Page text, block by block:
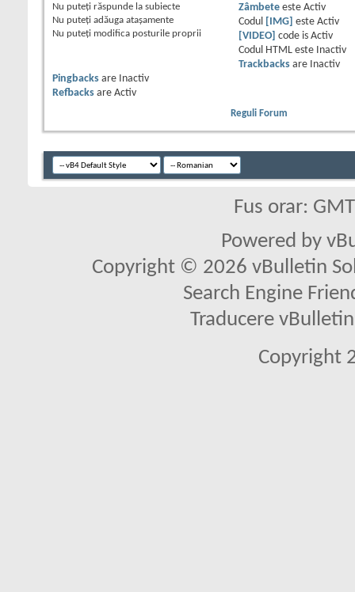
Nu puteţi răspunde la subiecte
Nu puteţi adăuga ataşamente
Nu puteţi modifica posturile proprii
Zâmbeteeste Activ
Codul
[IMG] este Activ
[VIDEO]
code is Activ
Codul HTML este
Inactiv
Trackbacksare
Inactiv
Pingbacks are
Inactiv
Refbacks are Activ
Reguli Forum
Fus orar:
Powered by
Copyright © 2026 vBulletin
Search Engine
Traducere
Copyright